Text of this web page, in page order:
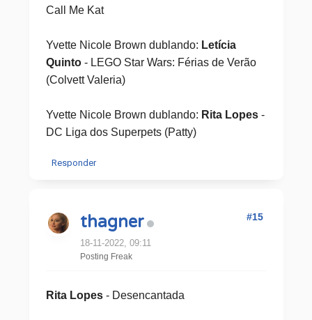
Call Me Kat
Yvette Nicole Brown dublando: Letícia
Quinto- LEGO Star Wars: Férias de Verão
(Colvett Valeria)
Yvette Nicole Brown dublando: Rita Lopes-
DC Liga dos Superpets (Patty)
Responder
thagner
18-11-2022, 09:11
Posting Freak
#15
Rita Lopes- Desencantada